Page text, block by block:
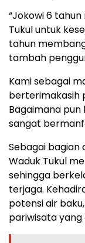
“Jokowi 6
Tukul untuk
tahun
tambah
Kami sebagai
berterimakasih
Bagaimana pun
sangat
Sebagai bagian
Waduk Tukul
sehingga
terjaga.
potensi air
pariwisata